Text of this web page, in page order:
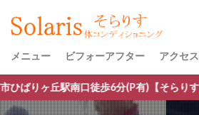
メニュー ビフォーアフター アクセス
6分(P有)【そらりす】のご予約はこちら